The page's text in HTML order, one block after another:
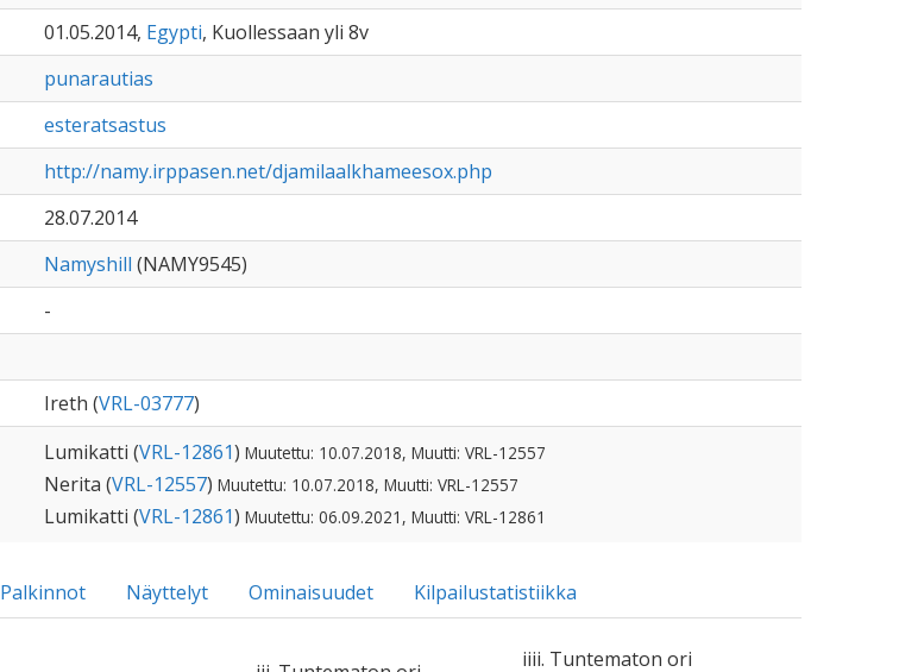
01.05.2014, Egypti, Kuollessaan yli 8v
punarautias
esteratsastus
http://namy.irppasen.net/djamilaalkhameesox.php
28.07.2014
Namyshill (NAMY9545)
-
Ireth (VRL-03777)
Lumikatti (VRL-12861) Muutettu: 10.07.2018, Muutti: VRL-12557
Nerita (VRL-12557) Muutettu: 10.07.2018, Muutti: VRL-12557
Lumikatti (VRL-12861) Muutettu: 06.09.2021, Muutti: VRL-12861
Palkinnot Näyttelyt Ominaisuudet Kilpailustatistiikka
iiii. Tuntematon ori